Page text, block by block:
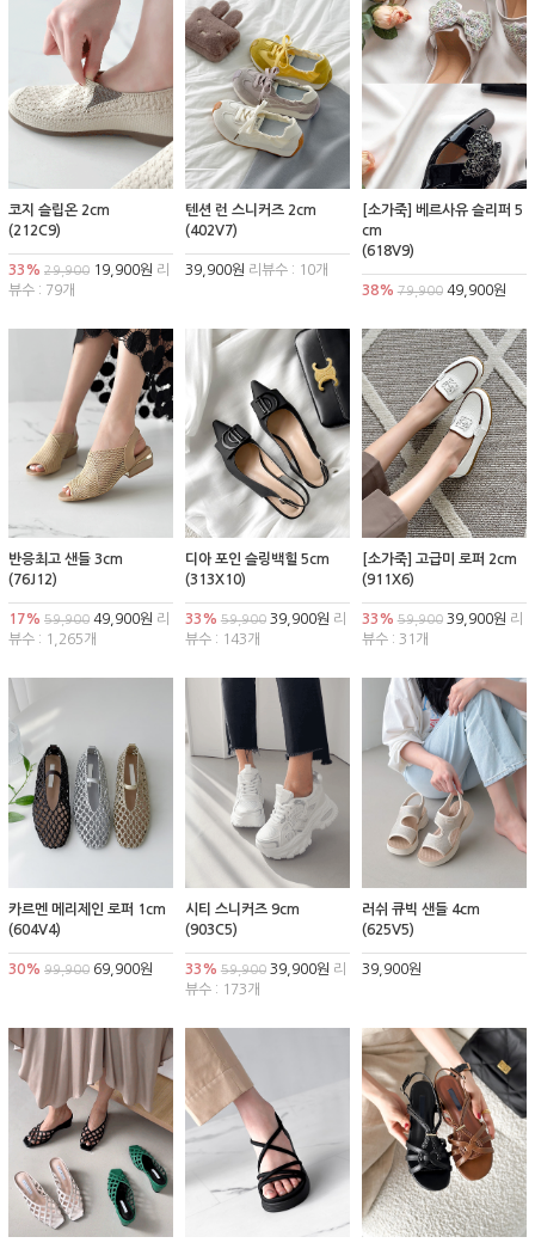
코지 슬립온 2cm
(212C9)
33% 29,900 19,900원 리
뷰수 : 79개
텐션 런 스니커즈 2cm
(402V7)
39,900원 리뷰수 : 10개
[소가죽] 베르사유 슬리퍼 5
cm
(618V9)
38% 79,90049,900원
반응최고 샌들 3cm
(76J12)
17% 59,900 49,900원 리
뷰수 : 1,265개
디아 포인 슬링백힐 5cm
(313X10)
33% 59,90039,900원 리
뷰수 : 143개
[소가죽] 고급미 로퍼 2cm
(911X6)
33% 59,90039,900원 리
뷰수 : 31개
카르멘 메리제인 로퍼 1cm
(604V4)
30% 99,900 69,900원
시티 스니커즈 9cm
(903C5)
33% 59,90039,900원 리
뷰수 : 173개
러쉬 큐빅 샌들 4cm
(625V5)
39,900원